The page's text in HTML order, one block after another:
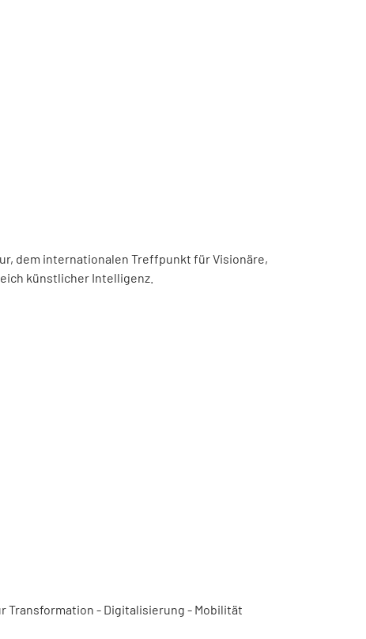
dem internationalen Treffpunkt für Visionäre,
künstlicher Intelligenz.
Transformation - Digitalisierung - Mobilität